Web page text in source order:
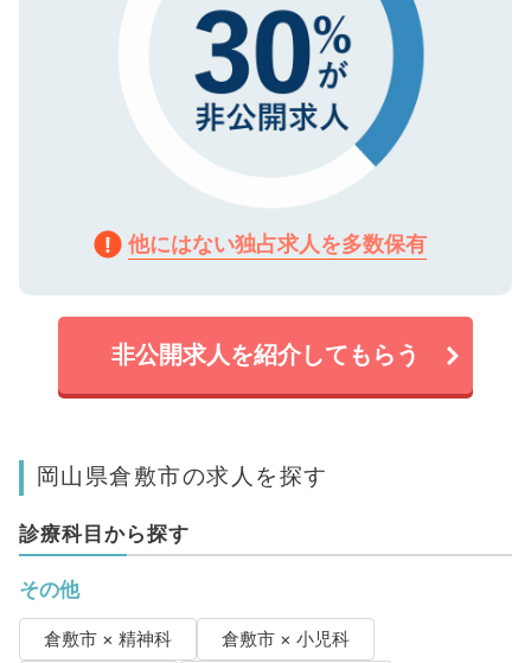
他にはない独占求人を多数保有
非公開求人を紹介してもらう
岡山県倉敷市の求人を探す
診療科目から探す
その他
倉敷市 × 精神科
倉敷市 × 小児科